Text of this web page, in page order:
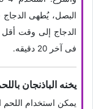
البصل، یُطهى الدجاج
فی آخر 20 دقیقه.
یخنه الباذنجان
یمکن استخدام